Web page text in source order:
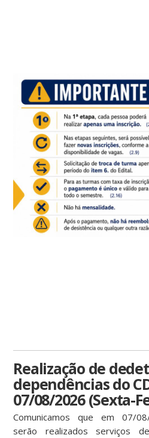
Realização de
dependências do
07/08/2026 (Sexta-
Comunicamos que em 07/
serão realizados serviços